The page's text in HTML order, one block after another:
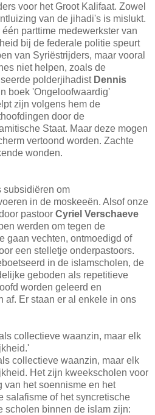
voor het Groot Kalifaat. Zowel
van de jihadi's is mislukt.
parttime medewerkster van
bij de federale politie speurt
van Syriëstrijders, maar vooral
niet helpen, zoals de
polderjihadist Dennis
boek 'Ongeloofwaardig'
zijn volgens hem de
door de
Staat. Maar deze mogen
vertoond worden. Zachte
wonden.
subsidiëren om
in de moskeeën. Alsof onze
pastoor Cyriel Verschaeve
werden om tegen de
gaan vechten, ontmoedigd of
een stelletje onderpastoors.
in de islamscholen, de
geboden als repetitieve
worden geleerd en
af. Er staan er al enkele in ons
collectieve waanzin, maar elk
collectieve waanzin, maar elk
Het zijn kweekscholen voor
het soennisme en het
salafisme of het syncretische
scholen binnen de islam zijn: